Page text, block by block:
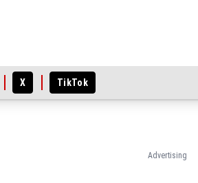
X TikTok
Advertising